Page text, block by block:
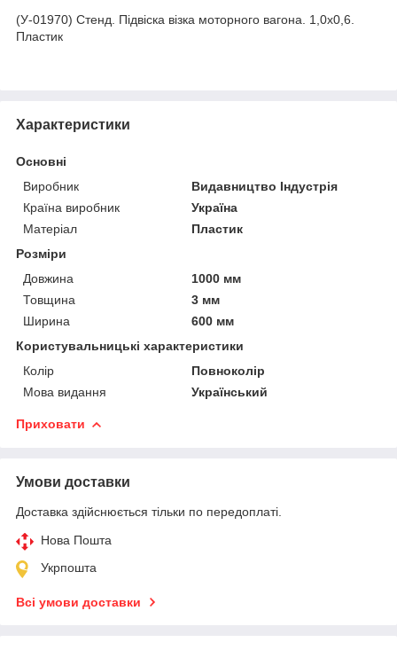
(У-01970) Стенд. Підвіска візка моторного вагона. 1,0х0,6.
Пластик
Характеристики
Основні
Виробник
Видавництво Індустрія
Країна виробник
Україна
Матеріал
Пластик
Розміри
Довжина
1000 мм
Товщина
3 мм
Ширина
600 мм
Користувальницькі характеристики
Колір
Повноколір
Мова видання
Український
Приховати
Умови доставки
Доставка здійснюється тільки по передоплаті.
Нова Пошта
Укрпошта
Всі умови доставки